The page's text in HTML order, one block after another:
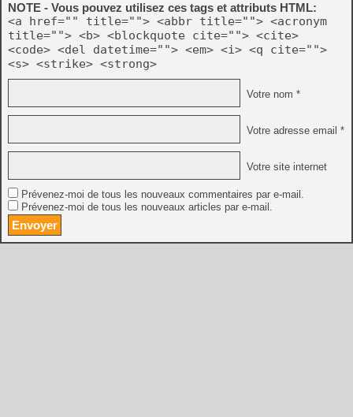
NOTE - Vous pouvez utilisez ces tags et attributs HTML:
<a href="" title=""> <abbr title=""> <acronym
title=""> <b> <blockquote cite=""> <cite>
<code> <del datetime=""> <em> <i> <q cite="">
<s> <strike> <strong>
Votre nom *
Votre adresse email *
Votre site internet
Prévenez-moi de tous les nouveaux commentaires par e-mail.
Prévenez-moi de tous les nouveaux articles par e-mail.